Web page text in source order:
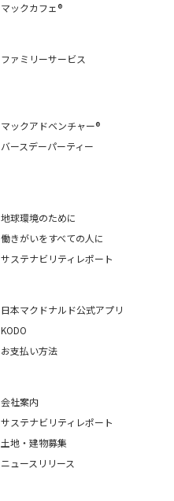
マックカフェ®
ファミリーサービス
マックアドベンチャー®
バースデーパーティー
地球環境のために
働きがいをすべての人に
サステナビリティレポート
日本マクドナルド公式アプリ
KODO
お支払い方法
会社案内
サステナビリティレポート
土地・建物募集
ニュースリリース